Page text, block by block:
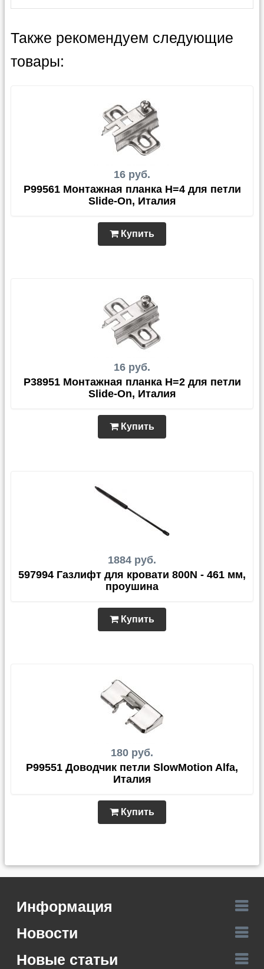
Также рекомендуем следующие
товары:
16 руб.
P99561 Монтажная планка H=4 для петли
Slide-On, Италия
Купить
16 руб.
P38951 Монтажная планка H=2 для петли
Slide-On, Италия
Купить
1884 руб.
597994 Газлифт для кровати 800N - 461 мм,
проушина
Купить
180 руб.
P99551 Доводчик петли SlowMotion Alfa,
Италия
Купить
Информация
Новости
Новые статьи